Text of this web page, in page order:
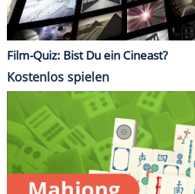
Film-Quiz: Bist Du ein Cineast?
Kostenlos spielen